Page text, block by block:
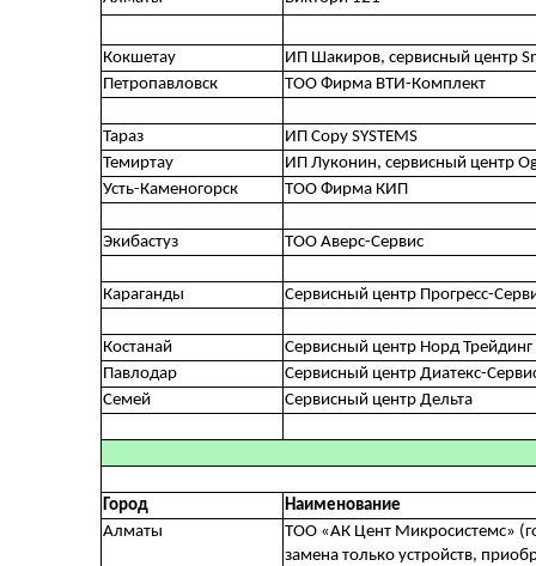
Кокшетау
ИП Шакиров, сервисный центр
Петропавловск
ТОО Фирма ВТИ-Комплект
Тараз
ИП Copy SYSTEMS
Темиртау
ИП Луконин, сервисный центр
Усть-Каменогорск
ТОО Фирма КИП
Экибастуз ТОО Аверс-Сервис
Караганды Сервисный центр Прогресс-
Костанай
Сервисный центр Норд Трейдинг
Павлодар
Сервисный центр Диатекс-
Семей
Сервисный центр Дельта
Город
Наименование
Алматы
ТОО «АК Цент Микросистемc»
замена только устройств,